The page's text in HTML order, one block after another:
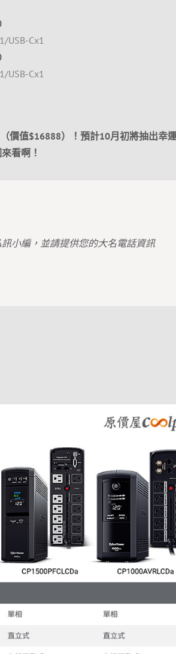
USB-Cx1
USB-Cx1
價值$16888）！預計10月初將抽出幸
看啊！
小編，並請提供您的大名電話資訊